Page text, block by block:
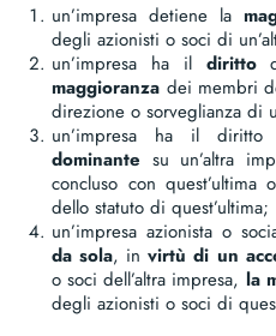
un’impresa detiene la
degli azionisti o soci di
un’impresa ha il diritto
maggioranza dei membri
direzione o sorveglianza di
un’impresa ha il
dominante su un’altra
concluso con
dello statuto di quest’ultima;
un’impresa azionista o
da sola, invirtù di un
o soci dell’altra impresa, la
degli azionisti o soci di